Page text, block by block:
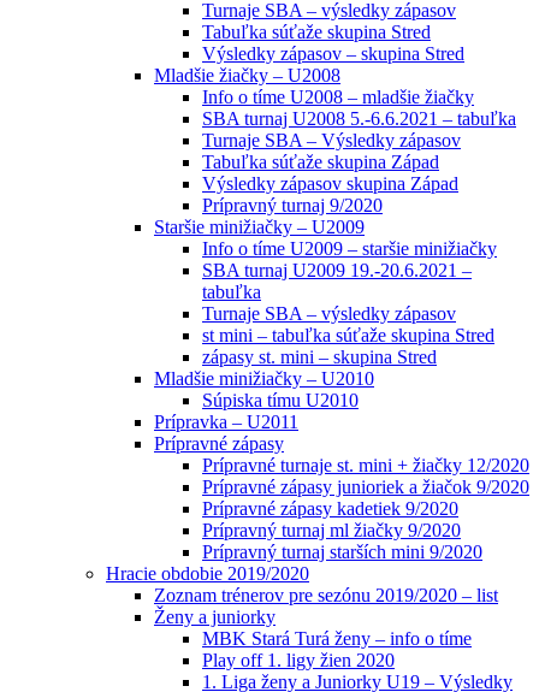
Turnaje SBA – výsledky zápasov
Tabuľka súťaže skupina Stred
Výsledky zápasov – skupina Stred
Mladšie žiačky – U2008
Info o tíme U2008 – mladšie žiačky
SBA turnaj U2008 5.-6.6.2021 – tabuľka
Turnaje SBA – Výsledky zápasov
Tabuľka súťaže skupina Západ
Výsledky zápasov skupina Západ
Prípravný turnaj 9/2020
Staršie minižiačky – U2009
Info o tíme U2009 – staršie minižiačky
SBA turnaj U2009 19.-20.6.2021 –
tabuľka
Turnaje SBA – výsledky zápasov
st mini – tabuľka súťaže skupina Stred
zápasy st. mini – skupina Stred
Mladšie minižiačky – U2010
Súpiska tímu U2010
Prípravka – U2011
Prípravné zápasy
Prípravné turnaje st. mini + žiačky 12/2020
Prípravné zápasy junioriek a žiačok 9/2020
Prípravné zápasy kadetiek 9/2020
Prípravný turnaj ml žiačky 9/2020
Prípravný turnaj starších mini 9/2020
Hracie obdobie 2019/2020
Zoznam trénerov pre sezónu 2019/2020 – list
Ženy a juniorky
MBK Stará Turá ženy – info o tíme
Play off 1. ligy žien 2020
1. Liga ženy a Juniorky U19 – Výsledky